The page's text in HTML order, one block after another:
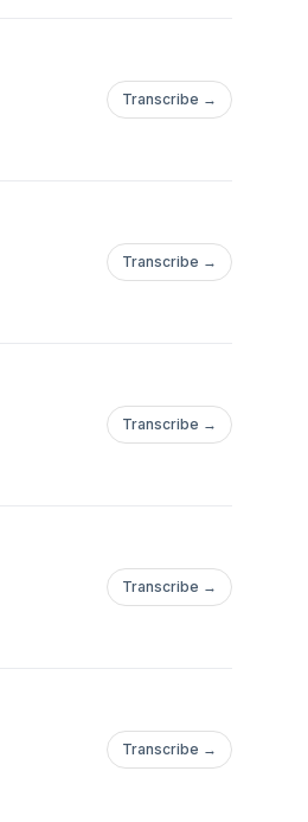
Transcribe →
Transcribe →
Transcribe →
Transcribe →
Transcribe →